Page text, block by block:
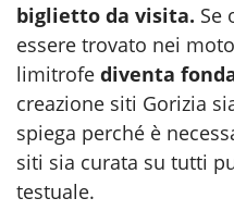
biglietto da visita. Se
essere trovato nei
limitrofe diventa
creazione siti Gorizia
spiega perché è
siti sia curata su tutti
testuale.